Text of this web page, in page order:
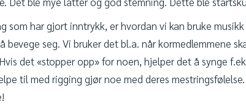
som har gjort inntrykk, er hvordan vi kan bruke
bevege seg. Vi bruker det bl.a. når kormedlemmene
det «stopper opp» for noen, hjelper det å synge
til med rigging gjør noe med deres